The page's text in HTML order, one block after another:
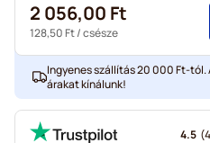
2 056,00 Ft
128,50 Ft/ csésze
Ingyenes szállítás 20 000 Ft-tól.
árakat kínálunk!
4.5 (